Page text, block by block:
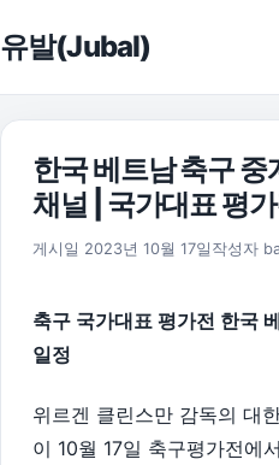
유발(Jubal)
한국 베트남 축구 중
채널 | 국가대표 평
게시일 2023년 10월 17일 2026년
작성자
축구 국가대표 평가전 한국
일정
위르겐 클린스만 감독의 대
이 10월 17일 축구평가전에